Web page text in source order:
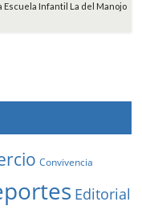
Infantil La del Manojo
Convivencia
Editorial